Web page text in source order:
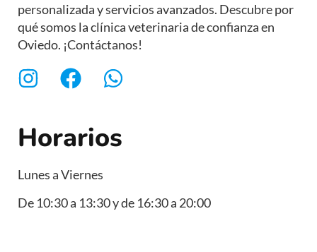
personalizada y servicios avanzados. Descubre por
qué somos la clínica veterinaria de confianza en
Oviedo. ¡Contáctanos!
Horarios
Lunes a Viernes
De 10:30 a 13:30 y de 16:30 a 20:00